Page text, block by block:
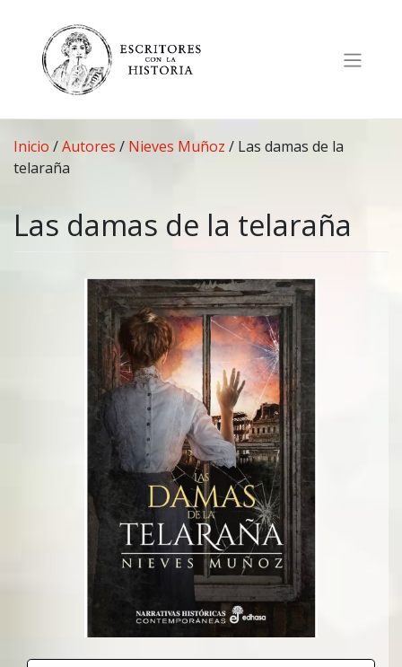
contenido
Inicio /Autores / Nieves Muñoz / Las damas de la
telaraña
Las damas de la telaraña